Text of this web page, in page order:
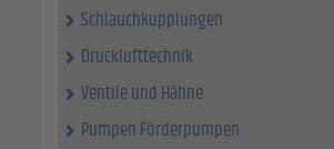
Schlauchkupplungen
Drucklufttechnik
Ventile und Hähne
Pumpen Förderpumpen